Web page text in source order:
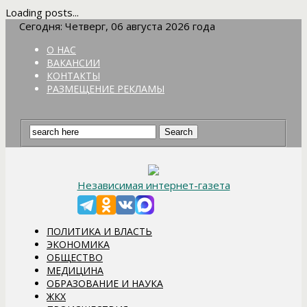
Loading posts...
Сегодня: Четверг, 06 августа 2026 года
О НАС
ВАКАНСИИ
КОНТАКТЫ
РАЗМЕЩЕНИЕ РЕКЛАМЫ
Независимая интернет-газета
ПОЛИТИКА И ВЛАСТЬ
ЭКОНОМИКА
ОБЩЕСТВО
МЕДИЦИНА
ОБРАЗОВАНИЕ И НАУКА
ЖКХ